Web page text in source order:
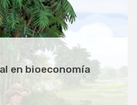
en bioeconomía